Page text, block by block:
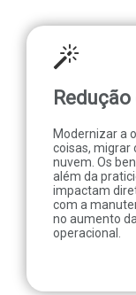
Modernizar a
coisas, migrar
nuvem. Os
além da
impactam
com a
no aumento
operacional.